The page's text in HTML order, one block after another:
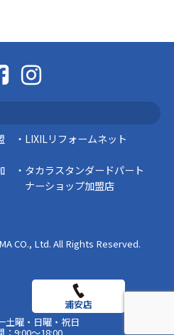
スタッフの日常
LIXILリフォームネット
タカラスタンダードパート
ナーショップ加盟店
CO., Ltd. All Rights Reserved.
土曜・日曜・祝日
：9:00～18:00